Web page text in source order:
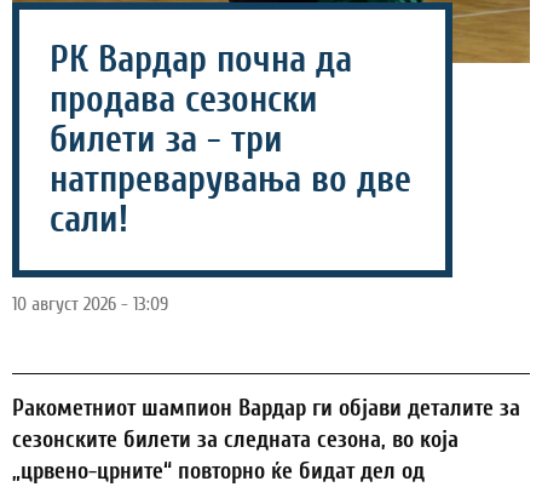
РК Вардар почна да
продава сезонски
билети за - три
натпреварувања во две
сали!
10 август 2026 - 13:09
Ракометниот шампион Вардар ги објави деталите за
сезонските билети за следната сезона, во која
„црвено-црните“ повторно ќе бидат дел од